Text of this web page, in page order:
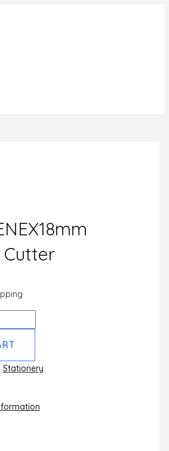
Cutter
Stationery